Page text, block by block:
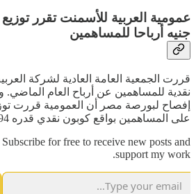
جنيه أرباحا للمساهمين
قررت الجمعية العامة العادية لشركة
نقدية للمساهمين عن أرباح العام
على المساهمين بواقع كوبون نقدي قدره 2.94 جنيه للسهم.
for free to receive new posts and
support my work.